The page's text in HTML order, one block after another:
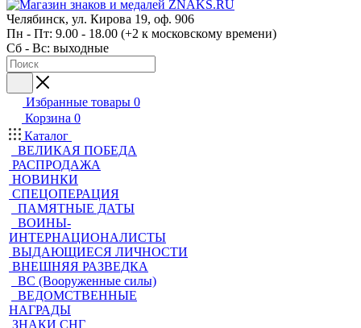
Челябинск, ул. Кирова 19, оф. 906
Пн - Пт: 9.00 - 18.00 (+2 к московскому времени)
Сб - Вс: выходные
Избранные товары 0
Корзина 0
Каталог
ВЕЛИКАЯ ПОБЕДА
РАСПРОДАЖА
НОВИНКИ
СПЕЦОПЕРАЦИЯ
ПАМЯТНЫЕ ДАТЫ
ВОИНЫ-
ИНТЕРНАЦИОНАЛИСТЫ
ВЫДАЮЩИЕСЯ ЛИЧНОСТИ
ВНЕШНЯЯ РАЗВЕДКА
ВС (Вооруженные силы)
ВЕДОМСТВЕННЫЕ
НАГРАДЫ
ЗНАКИ СНГ